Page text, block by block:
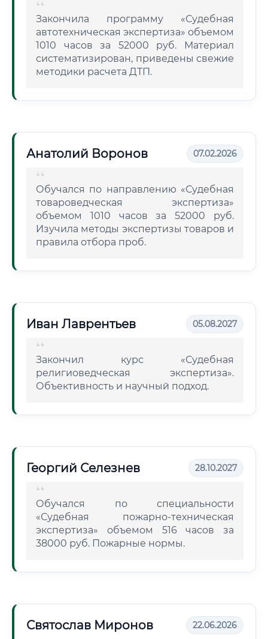
Закончила программу «Судебная
автотехническая экспертиза» объемом
1010 часов за 52000 руб. Материал
систематизирован, приведены свежие
методики расчета ДТП.
Анатолий Воронов 07.02.2026
Обучался по направлению «Судебная
товароведческая экспертиза»
объемом 1010 часов за 52000 руб.
Изучила методы экспертизы товаров и
правила отбора проб.
Иван Лаврентьев 05.08.2027
Закончил курс «Судебная
религиоведческая экспертиза».
Объективность и научный подход.
Георгий Селезнев 28.10.2027
Обучался по специальности
«Судебная пожарно-техническая
экспертиза» объемом 516 часов за
38000 руб. Пожарные нормы.
Святослав Миронов 22.06.2026